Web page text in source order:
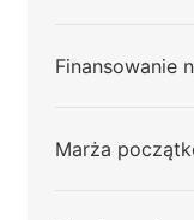
Finansowanie
Marża